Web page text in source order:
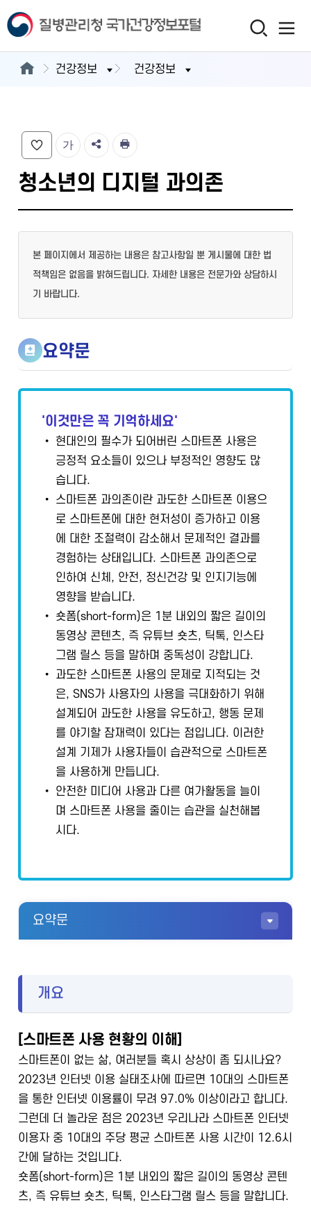
건강정보 건강정보
가
청소년의 디지털 과의존
본 페이지에서 제공하는 내용은 참고사항일 뿐 게시물에 대한 법
적책임은 없음을 밝혀드립니다. 자세한 내용은 전문가와 상담하시
기 바랍니다.
요약문
'이것만은 꼭 기억하세요'
• 현대인의 필수가 되어버린 스마트폰 사용은
긍정적 요소들이 있으나 부정적인 영향도 많
습니다.
• 스마트폰 과의존이란 과도한 스마트폰 이용으
로 스마트폰에 대한 현저성이 증가하고 이용
에 대한 조절력이 감소해서 문제적인 결과를
경험하는 상태입니다. 스마트폰 과의존으로
인하여 신체, 안전, 정신건강 및 인지기능에
영향을 받습니다.
• 숏폼(short-form)은 1분 내외의 짧은 길이의
동영상 콘텐츠, 즉 유튜브 숏츠, 틱톡, 인스타
그램 릴스 등을 말하며 중독성이 강합니다.
• 과도한 스마트폰 사용의 문제로 지적되는 것
은, SNS가 사용자의 사용을 극대화하기 위해
설계되어 과도한 사용을 유도하고, 행동 문제
를 야기할 잠재력이 있다는 점입니다. 이러한
설계 기제가 사용자들이 습관적으로 스마트폰
을 사용하게 만듭니다.
• 안전한 미디어 사용과 다른 여가활동을 늘이
며 스마트폰 사용을 줄이는 습관을 실천해봅
시다.
요약문
개요
[스마트폰 사용 현황의 이해]
스마트폰이 없는 삶, 여러분들 혹시 상상이 좀 되시나요?
2023년 인터넷 이용 실태조사에 따르면 10대의 스마트폰
을 통한 인터넷 이용률이 무려 97.0% 이상이라고 합니다.
그런데 더 놀라운 점은 2023년 우리나라 스마트폰 인터넷
이용자 중 10대의 주당 평균 스마트폰 사용 시간이 12.6시
간에 달하는 것입니다.
숏폼(short-form)은 1분 내외의 짧은 길이의 동영상 콘텐
츠, 즉 유튜브 숏츠, 틱톡, 인스타그램 릴스 등을 말합니다.